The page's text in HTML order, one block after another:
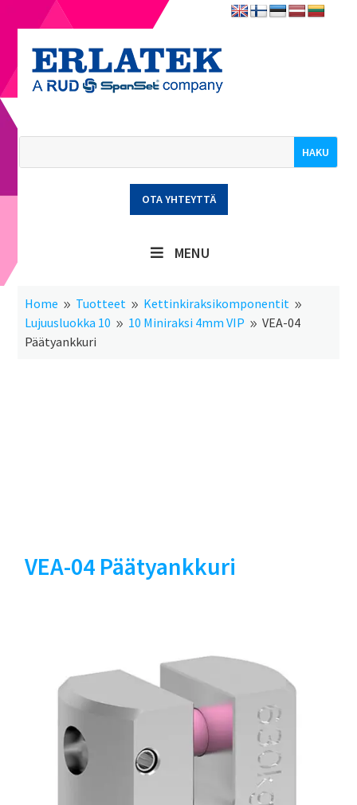
OTA YHTEYTTÄ
MENU
Home 9 Tuotteet 9 Kettinkiraksikomponentit 9
Lujuusluokka 10 9 10 Miniraksi 4mm VIP 9 VEA-04
Päätyankkuri
VEA-04 Päätyankkuri